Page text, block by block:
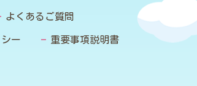
よくあるご質問
ー 重要事項説明書